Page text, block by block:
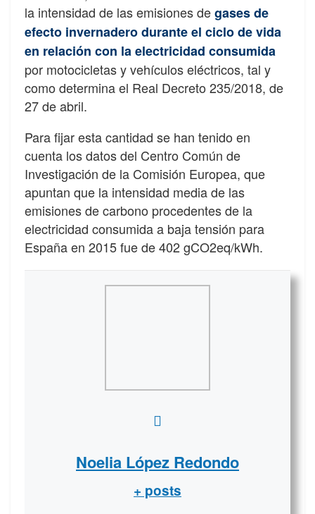
la intensidad de las emisiones degases de
efecto invernadero durante el ciclo de vida
en relación con la electricidad consumida
por motocicletas y vehículos eléctricos, tal y
como determina el Real Decreto 235/2018, de
27 de abril.
Para fijar esta cantidad se han tenido en
cuenta los datos del Centro Común de
Investigación de la Comisión Europea, que
apuntan que la intensidad media de las
emisiones de carbono procedentes de la
electricidad consumida a baja tensión para
España en 2015 fue de 402 gCO2eq/kWh.
Noelia López Redondo
+ posts